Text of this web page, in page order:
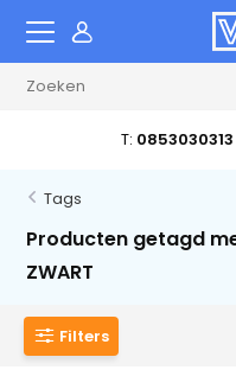
T: 0853030313
Tags
Producten getagd
ZWART
Filters